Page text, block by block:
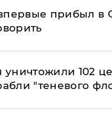
прибыл в
уничтожили 102
"теневого